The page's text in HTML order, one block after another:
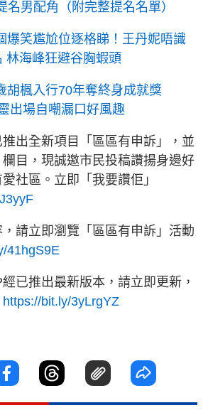
名男配角（附完整提名名單）
爆笑尷尬位逐格睇！王丹妮唔識
林海峰狂避谷胸蝦頭
胡楓入行70年奪終身成就獎
出場自嘲漏口好風趣
推出全新項目「區區有申訴」，並
目，現誠邀市民投稿讚揚身邊好
社區。立即「我要讚佢」
請立即瀏覽「區區有申訴」活動
41hgS9E
經已推出最新版本，請立即更新，
https://bit.ly/3yLrgYZ